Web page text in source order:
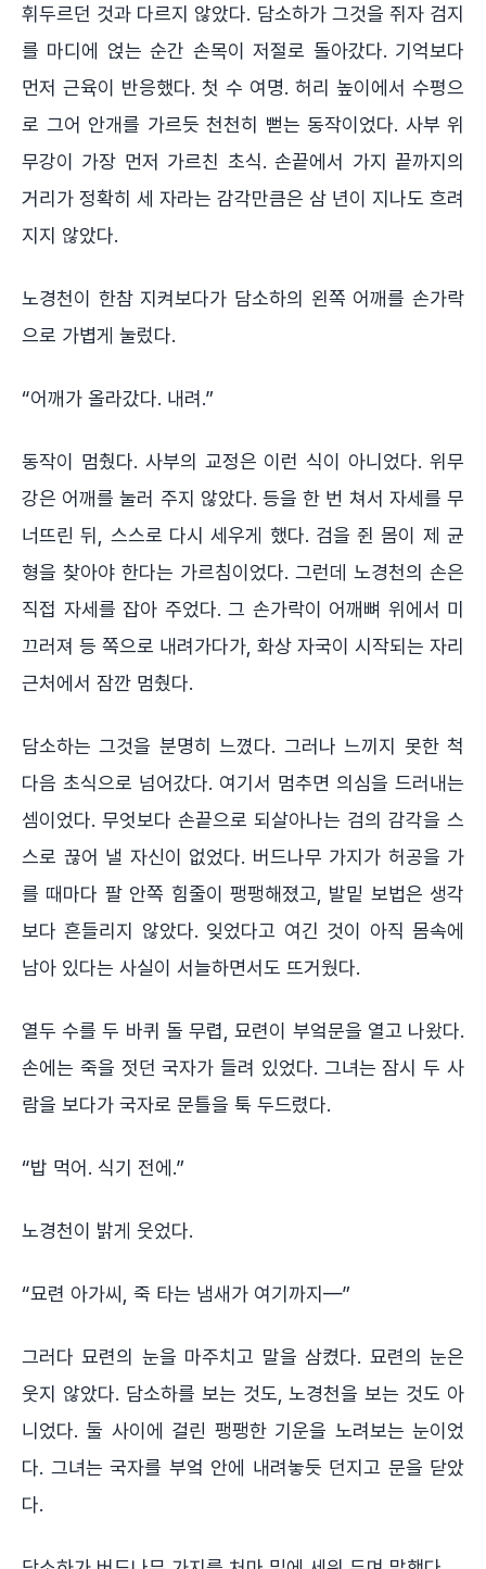
휘두르던 것과 다르지 않았다. 담소하가 그것을 쥐자 검지
를 마디에 얹는 순간 손목이 저절로 돌아갔다. 기억보다
먼저 근육이 반응했다. 첫 수 여명. 허리 높이에서 수평으
로 그어 안개를 가르듯 천천히 뻗는 동작이었다. 사부 위
무강이 가장 먼저 가르친 초식. 손끝에서 가지 끝까지의
거리가 정확히 세 자라는 감각만큼은 삼 년이 지나도 흐려
지지 않았다.
노경천이 한참 지켜보다가 담소하의 왼쪽 어깨를 손가락
으로 가볍게 눌렀다.
“어깨가 올라갔다. 내려.”
동작이 멈췄다. 사부의 교정은 이런 식이 아니었다. 위무
강은 어깨를 눌러 주지 않았다. 등을 한 번 쳐서 자세를 무
너뜨린 뒤, 스스로 다시 세우게 했다. 검을 쥔 몸이 제 균
형을 찾아야 한다는 가르침이었다. 그런데 노경천의 손은
직접 자세를 잡아 주었다. 그 손가락이 어깨뼈 위에서 미
끄러져 등 쪽으로 내려가다가, 화상 자국이 시작되는 자리
근처에서 잠깐 멈췄다.
담소하는 그것을 분명히 느꼈다. 그러나 느끼지 못한 척
다음 초식으로 넘어갔다. 여기서 멈추면 의심을 드러내는
셈이었다. 무엇보다 손끝으로 되살아나는 검의 감각을 스
스로 끊어 낼 자신이 없었다. 버드나무 가지가 허공을 가
를 때마다 팔 안쪽 힘줄이 팽팽해졌고, 발밑 보법은 생각
보다 흔들리지 않았다. 잊었다고 여긴 것이 아직 몸속에
남아 있다는 사실이 서늘하면서도 뜨거웠다.
열두 수를 두 바퀴 돌 무렵, 묘련이 부엌문을 열고 나왔다.
손에는 죽을 젓던 국자가 들려 있었다. 그녀는 잠시 두 사
람을 보다가 국자로 문틀을 툭 두드렸다.
“밥 먹어. 식기 전에.”
노경천이 밝게 웃었다.
“묘련 아가씨, 죽 타는 냄새가 여기까지—”
그러다 묘련의 눈을 마주치고 말을 삼켰다. 묘련의 눈은
웃지 않았다. 담소하를 보는 것도, 노경천을 보는 것도 아
니었다. 둘 사이에 걸린 팽팽한 기운을 노려보는 눈이었
다. 그녀는 국자를 부엌 안에 내려놓듯 던지고 문을 닫았
다.